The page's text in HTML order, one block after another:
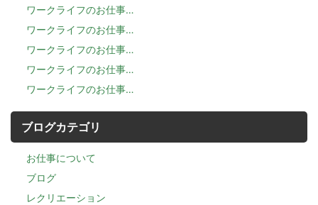
ワークライフのお仕事…
ワークライフのお仕事…
ワークライフのお仕事…
ワークライフのお仕事…
ワークライフのお仕事…
ブログカテゴリ
お仕事について
ブログ
レクリエーション